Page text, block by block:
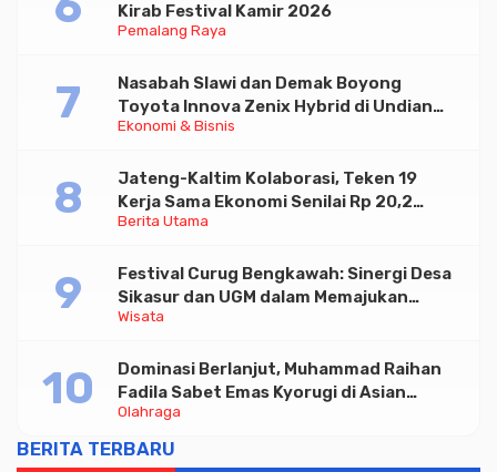
Pemalang Raya
Kirab Festival Kamir 2026
Ekonomi & Bisnis
Nasabah Slawi dan Demak Boyong
Toyota Innova Zenix Hybrid di Undian
Tabungan Bima Bank Jateng
Berita Utama
Jateng-Kaltim Kolaborasi, Teken 19
Kerja Sama Ekonomi Senilai Rp 20,2
Triliun
Wisata
Festival Curug Bengkawah: Sinergi Desa
Sikasur dan UGM dalam Memajukan
Wisata serta UMKM Lokal
Olahraga
Dominasi Berlanjut, Muhammad Raihan
Fadila Sabet Emas Kyorugi di Asian
Taekwondo Indonesia Open 2026
BERITA TERBARU